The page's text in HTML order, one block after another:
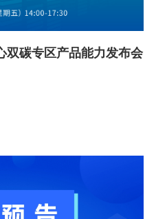
双碳专区产品能力发布会